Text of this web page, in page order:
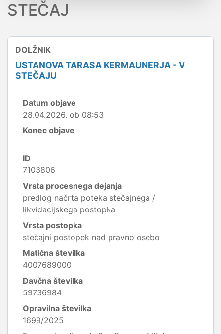
STEČAJ
DOLŽNIK
USTANOVA TARASA KERMAUNERJA - V
STEČAJU
Datum objave
28.04.2026. ob 08:53
Konec objave
ID
7103806
Vrsta procesnega dejanja
predlog načrta poteka stečajnega /
likvidacijskega postopka
Vrsta postopka
stečajni postopek nad pravno osebo
Matična številka
4007689000
Davčna številka
59736984
Opravilna številka
1699/2025